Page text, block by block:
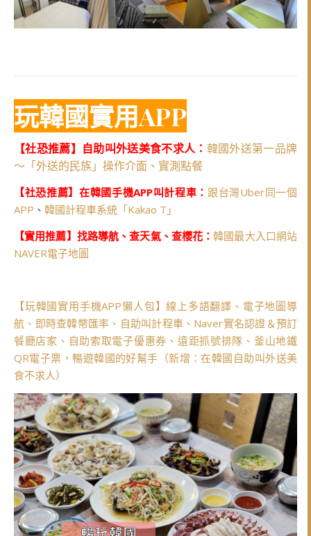
玩韓國實用APP
【社恐推薦】自助叫外送美食不求人： 韓國外送第一品牌
～「外送的民族」操作介面、實測點餐
【社恐推薦】在韓國手機APP叫計程車： 跟台灣Uber同一個
APP 、 韓國計程車系統「Kakao T」
【實用推薦】找路導航、查天氣、查櫻花：韓國最大入口網站
NAVER電子地圖
【玩韓國實用手機APP懶人包】線上多語翻譯、電子地圖導
航、即時查韓幣匯率、自助叫計程車、Naver實名認證＆預訂
餐廳店家、自助索取電子優惠券、遠距抓號排隊、釜山地鐵
QR電子票，暢遊韓國的好幫手（新增：在韓國自助叫外送美
食不求人）